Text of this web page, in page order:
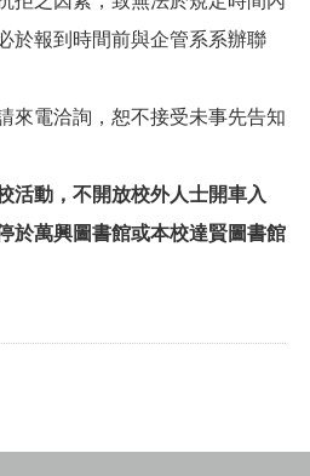
於報到時間前與企管系系辦聯
來電洽詢，恕不接受未事先告知
活動，不開放校外人士開車入
於萬興圖書館或本校達賢圖書館